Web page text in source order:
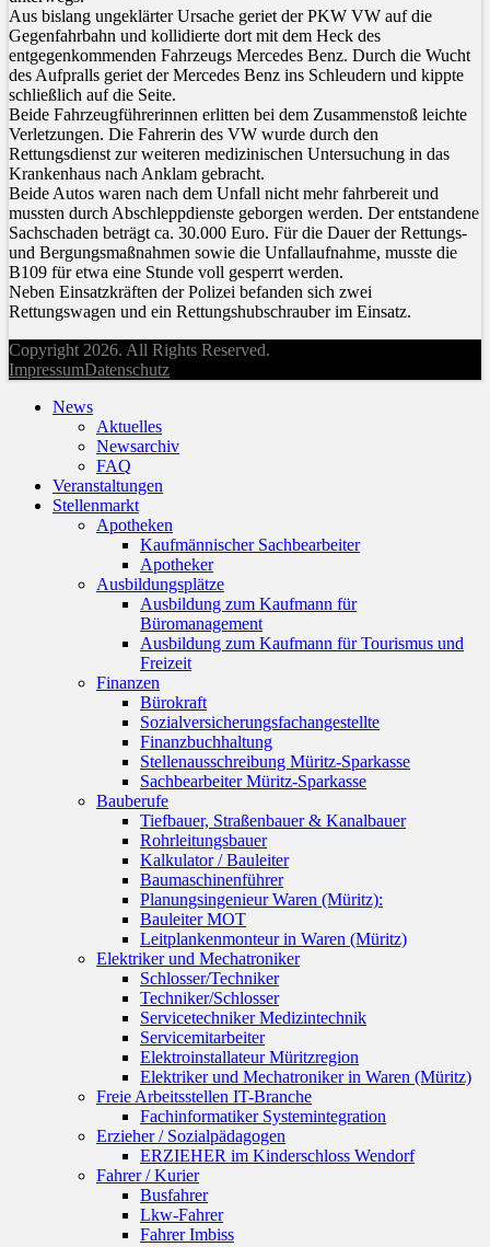
Aus bislang ungeklärter Ursache geriet der PKW VW auf die
Gegenfahrbahn und kollidierte dort mit dem Heck des
entgegenkommenden Fahrzeugs Mercedes Benz. Durch die Wucht
des Aufpralls geriet der Mercedes Benz ins Schleudern und kippte
schließlich auf die Seite.
Beide Fahrzeugführerinnen erlitten bei dem Zusammenstoß leichte
Verletzungen. Die Fahrerin des VW wurde durch den
Rettungsdienst zur weiteren medizinischen Untersuchung in das
Krankenhaus nach Anklam gebracht.
Beide Autos waren nach dem Unfall nicht mehr fahrbereit und
mussten durch Abschleppdienste geborgen werden. Der entstandene
Sachschaden beträgt ca. 30.000 Euro. Für die Dauer der Rettungs-
und Bergungsmaßnahmen sowie die Unfallaufnahme, musste die
B109 für etwa eine Stunde voll gesperrt werden.
Neben Einsatzkräften der Polizei befanden sich zwei
Rettungswagen und ein Rettungshubschrauber im Einsatz.
Copyright 2026. All Rights Reserved.
ImpressumDatenschutz
News
Aktuelles
Newsarchiv
FAQ
Veranstaltungen
Stellenmarkt
Apotheken
Kaufmännischer Sachbearbeiter
Apotheker
Ausbildungsplätze
Ausbildung zum Kaufmann für
Büromanagement
Ausbildung zum Kaufmann für Tourismus und
Freizeit
Finanzen
Bürokraft
Sozialversicherungsfachangestellte
Finanzbuchhaltung
Stellenausschreibung Müritz-Sparkasse
Sachbearbeiter Müritz-Sparkasse
Bauberufe
Tiefbauer, Straßenbauer & Kanalbauer
Rohrleitungsbauer
Kalkulator / Bauleiter
Baumaschinenführer
Planungsingenieur Waren (Müritz):
Bauleiter MOT
Leitplankenmonteur in Waren (Müritz)
Elektriker und Mechatroniker
Schlosser/Techniker
Techniker/Schlosser
Servicetechniker Medizintechnik
Servicemitarbeiter
Elektroinstallateur Müritzregion
Elektriker und Mechatroniker in Waren (Müritz)
Freie Arbeitsstellen IT-Branche
Fachinformatiker Systemintegration
Erzieher / Sozialpädagogen
ERZIEHER im Kinderschloss Wendorf
Fahrer / Kurier
Busfahrer
Lkw-Fahrer
Fahrer Imbiss